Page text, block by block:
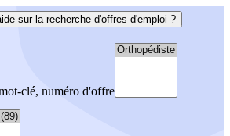
sur la recherche d'offres d'emploi ?
clé, numéro d'offre